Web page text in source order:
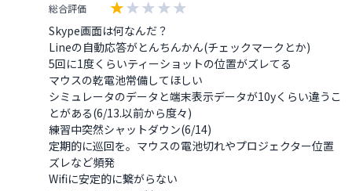
総合評価
Skype画面は何なんだ？
Lineの自動応答がとんちんかん(チェックマークとか)
5回に1度くらいティーショットの位置がズレてる
マウスの乾電池常備してほしい
シミュレータのデータと端末表示データが10yくらい違うこ
とがある(6/13.以前から度々)
練習中突然シャットダウン(6/14)
定期的に巡回を。マウスの電池切れやプロジェクター位置
ズレなど頻発
Wifiに安定的に繋がらない